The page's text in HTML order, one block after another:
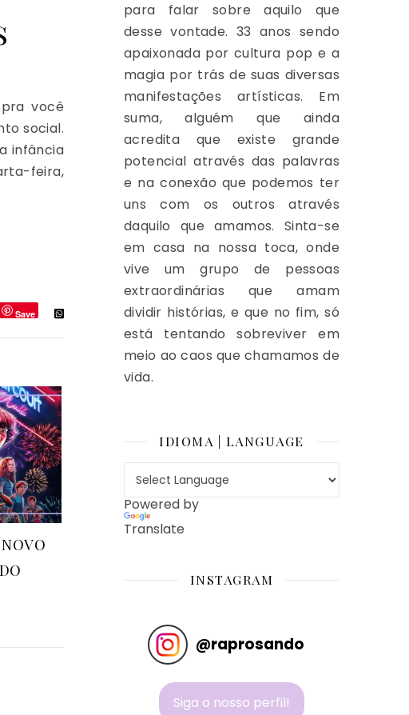
você
social.
infância
feira,
Save
para falar sobre aquilo que
desse vontade. 33 anos sendo
apaixonada por cultura pop e a
magia por trás de suas diversas
manifestações artísticas. Em
suma, alguém que ainda
acredita que existe grande
potencial através das palavras
e na conexão que podemos ter
uns com os outros através
daquilo que amamos. Sinta-se
em casa na nossa toca, onde
vive um grupo de pessoas
extraordinárias que amam
dividir histórias, e que no fim, só
está tentando sobreviver em
meio ao caos que chamamos de
vida.
IDIOMA | LANGUAGE
Powered by
Translate
INSTAGRAM
@raprosando
Siga o nosso perfil!